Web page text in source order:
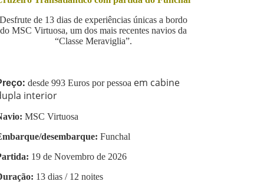
de 13 dias de experiências únicas a bordo
do MSC Virtuosa, um dos mais recentes navios da
“Classe Meraviglia”.
: desde 993 Euros por pessoa em cabine
interior
MSC Virtuosa
desembarque: Funchal
19 de Novembro de 2026
13 dias / 12 noites